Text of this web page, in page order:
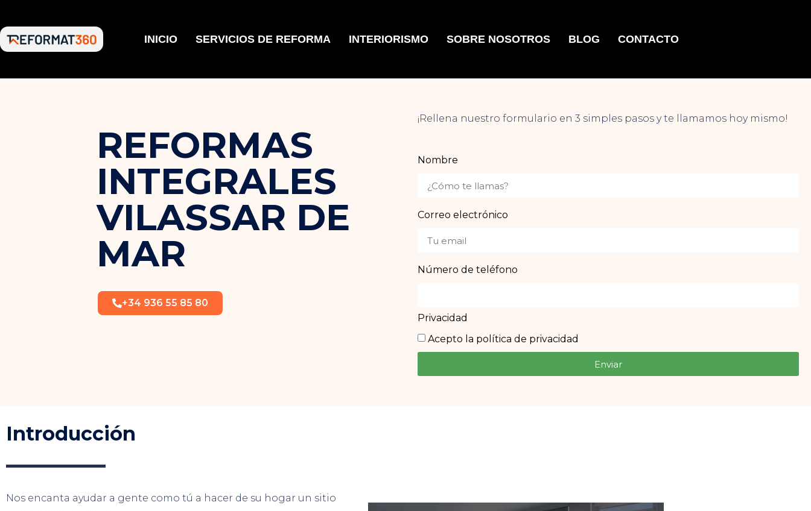
INICIO SERVICIOS DE REFORMA INTERIORISMO SOBRE NOSOTROS BLOG CONTACTO
REFORMAS
INTEGRALES
VILASSAR DE
MAR
+34 936 55 85 80
¡Rellena nuestro formulario en 3 simples pasos y te llamamos hoy mismo!
Nombre
Correo electrónico
Número de teléfono
Privacidad
Acepto la política de privacidad
Enviar
Introducción
Nos encanta ayudar a gente como tú a hacer de su hogar un sitio